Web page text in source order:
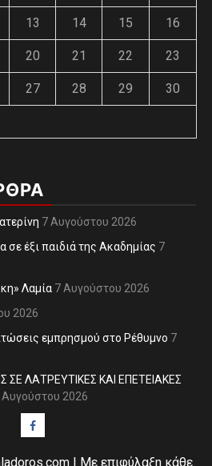
13 14 15 16
20 21 22 23
27 28 29 30
7 Αυγούστου 2026
σε έξι παιδιά της Ακαδημίας 7
Λαμία 7 Αυγούστου 2026
2026
εμπρησμού στο Ρέθυμνο 7
ΣΕ ΛΑΤΡΕΥΤΙΚΕΣ ΚΑΙ ΕΠΕΤΕΙΑΚΕΣ
Αυγούστου 2026
Facebook
| Με επιφύλαξη κάθε